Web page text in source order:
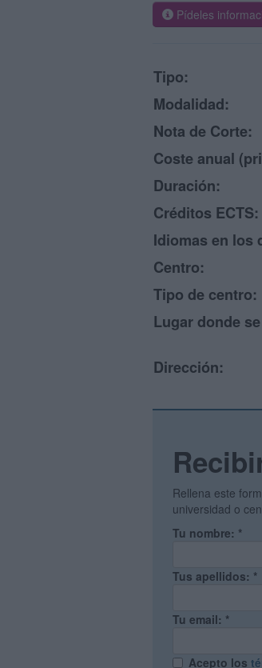
Pídeles
Tipo:
Modalidad:
Nota de Corte:
Coste anual
Duración:
Créditos ECTS:
Idiomas en los
Centro:
Tipo de centro:
Lugar donde
Dirección:
Rellena este
universidad o
Tu nombre: *
Tus apellidos: *
Tu email: *
Acepto los